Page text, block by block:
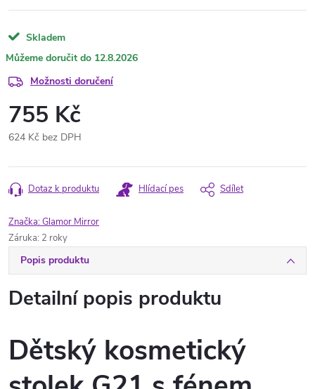
Skladem
12.8.2026
Možnosti doručení
755 Kč
624 Kč bez DPH
cena:
Dotaz k produktu Hlídací pes Sdílet
Značka:Glamor Mirror
Záruka: 2 roky
Popis produktu
Detailní popis produktu
Dětský kosmetický